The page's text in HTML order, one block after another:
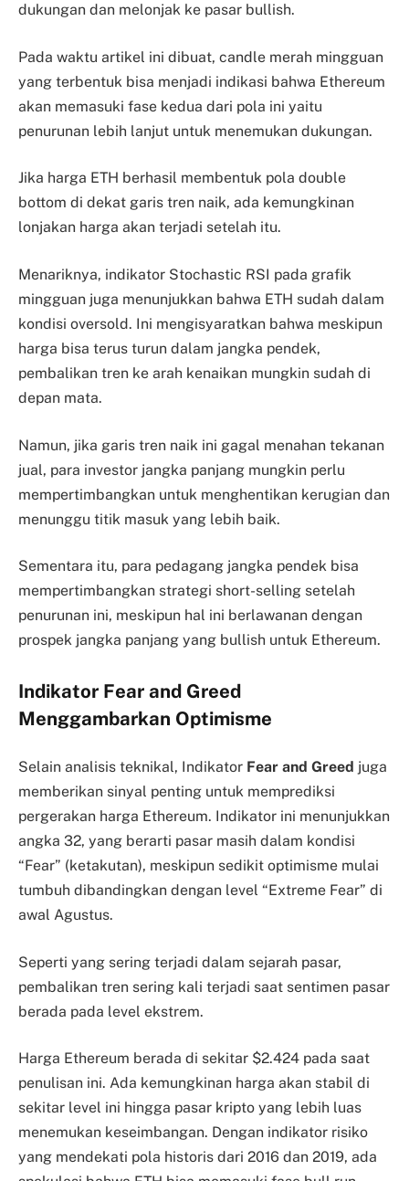
dukungan dan melonjak ke pasar bullish.
Pada waktu artikel ini dibuat, candle merah mingguan
yang terbentuk bisa menjadi indikasi bahwa Ethereum
akan memasuki fase kedua dari pola ini yaitu
penurunan lebih lanjut untuk menemukan dukungan.
Jika harga ETH berhasil membentuk pola double
bottom di dekat garis tren naik, ada kemungkinan
lonjakan harga akan terjadi setelah itu.
Menariknya, indikator Stochastic RSI pada grafik
mingguan juga menunjukkan bahwa ETH sudah dalam
kondisi oversold. Ini mengisyaratkan bahwa meskipun
harga bisa terus turun dalam jangka pendek,
pembalikan tren ke arah kenaikan mungkin sudah di
depan mata.
Namun, jika garis tren naik ini gagal menahan tekanan
jual, para investor jangka panjang mungkin perlu
mempertimbangkan untuk menghentikan kerugian dan
menunggu titik masuk yang lebih baik.
Sementara itu, para pedagang jangka pendek bisa
mempertimbangkan strategi short-selling setelah
penurunan ini, meskipun hal ini berlawanan dengan
prospek jangka panjang yang bullish untuk Ethereum.
Indikator Fear and Greed
Menggambarkan Optimisme
Selain analisis teknikal, Indikator Fear and Greed juga
memberikan sinyal penting untuk memprediksi
pergerakan harga Ethereum. Indikator ini menunjukkan
angka 32, yang berarti pasar masih dalam kondisi
“Fear” (ketakutan), meskipun sedikit optimisme mulai
tumbuh dibandingkan dengan level “Extreme Fear” di
awal Agustus.
Seperti yang sering terjadi dalam sejarah pasar,
pembalikan tren sering kali terjadi saat sentimen pasar
berada pada level ekstrem.
Harga Ethereum berada di sekitar $2.424 pada saat
penulisan ini. Ada kemungkinan harga akan stabil di
sekitar level ini hingga pasar kripto yang lebih luas
menemukan keseimbangan. Dengan indikator risiko
yang mendekati pola historis dari 2016 dan 2019, ada